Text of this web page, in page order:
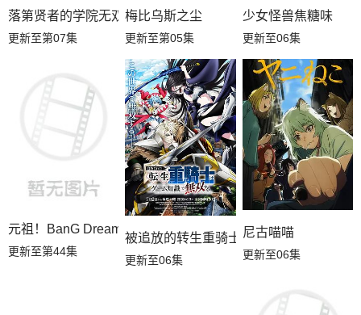
落第贤者的学院无双第二回转生，S等级作弊魔术师冒险记
更新至第07集
梅比乌斯之尘
更新至第05集
少女怪兽焦糖味
更新至06集
元祖！BanG Dream酱
更新至第44集
被追放的转生重骑士用游戏知识开无双
更新至06集
尼古喵喵
更新至06集